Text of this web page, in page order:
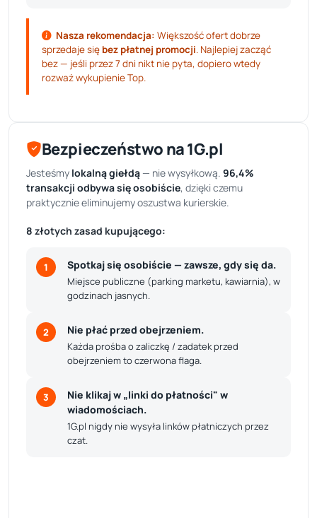
Nasza rekomendacja: Większość ofert dobrze
sprzedaje się bez płatnej promocji. Najlepiej zacząć
bez — jeśli przez 7 dni nikt nie pyta, dopiero wtedy
rozważ wykupienie Top.
Bezpieczeństwo na 1G.pl
Jesteśmy lokalną giełdą — nie wysyłkową. 96,4%
transakcji odbywa się osobiście, dzięki czemu
praktycznie eliminujemy oszustwa kurierskie.
8 złotych zasad kupującego:
1 Spotkaj się osobiście — zawsze, gdy się da.
Miejsce publiczne (parking marketu, kawiarnia), w
godzinach jasnych.
2 Nie płać przed obejrzeniem.
Każda prośba o zaliczkę / zadatek przed
obejrzeniem to czerwona flaga.
3
Nie klikaj w „linki do płatności" w
wiadomościach.
1G.pl nigdy nie wysyła linków płatniczych przez
czat.